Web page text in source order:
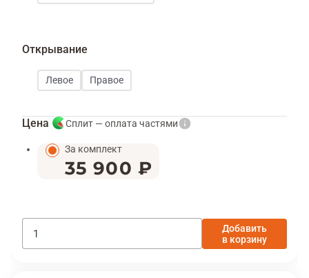
Открывание
Левое Правое
Цена Сплит — оплата частями
За комплект
35 900 ₽
Добавить
в корзину